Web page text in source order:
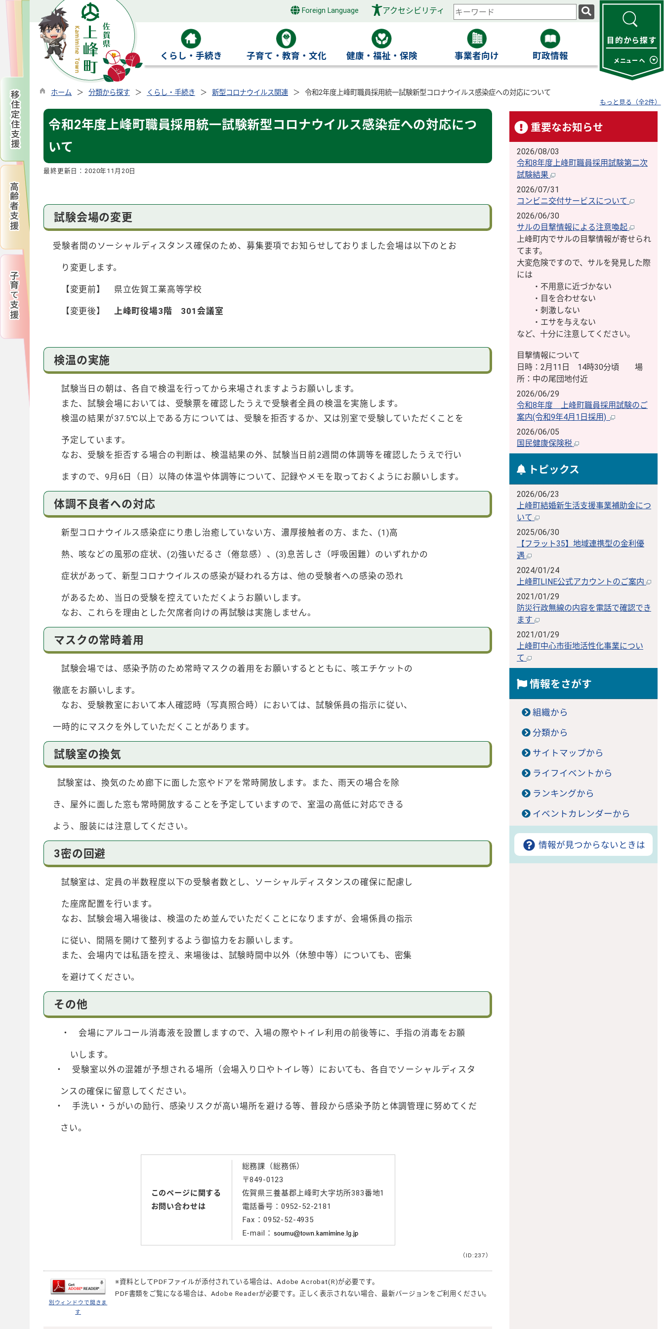
Foreign Language アクセシビリティ
検
索
ワ
ー
くらし・手続き 子育て・教育・文化 健康・福祉・保険 事業者向け 町政情報
ホーム 分類から探す くらし・手続き 新型コロナウイルス関連 令和2年度上峰町職員採用統一試験新型コロナウイルス感染症への対応について
もっと見る（全2件）
令和2年度上峰町職員採用統一試験新型コロナウイルス感染症への対応につ
いて
最終更新日：2020年11月20日
試験会場の変更
受験者間のソーシャルディスタンス確保のため、 募集要項でお知らせしておりました会場は以下のとお
り変更します。
【変更前】 県立佐賀工業高等学校
【変更後】 上峰町役場3階 301会議室
検温の実施
試験当日の朝は、各自で検温を行ってから来場されますようお願いします。
また、試験会場においては、受験票を確認したうえで受験者全員の検温を実施します。
検温の結果が37.5℃以上である方については、受験を拒否するか、又は別室で受験していただくことを
予定しています。
なお、受験を拒否する場合の判断は、検温結果の外、試験当日前2週間の体調等を確認したうえで行い
ますので、9月6日（日）以降の体温や体調等について、記録やメモを取っておくようにお願いします。
体調不良者への対応
新型コロナウイルス感染症にり患し治癒していない方、濃厚接触者の方、また、(1)高
熱、咳などの風邪の症状、(2)強いだるさ（倦怠感）、(3)息苦しさ（呼吸困難）のいずれかの
症状があって、新型コロナウイルスの感染が疑われる方は、他の受験者への感染の恐れ
があるため、当日の受験を控えていただくようお願いします。
なお、これらを理由とした欠席者向けの再試験は実施しません。
マスクの常時着用
試験会場では、感染予防のため常時マスクの着用をお願いするとともに、咳エチケットの
徹底をお願いします。
なお、受験教室において本人確認時（写真照合時）においては、試験係員の指示に従い、
一時的にマスクを外していただくことがあります。
試験室の換気
試験室は、換気のため廊下に面した窓やドアを常時開放します。また、雨天の場合を除
き、屋外に面した窓も常時開放することを予定していますので、室温の高低に対応できる
よう、服装には注意してください。
3密の回避
試験室は、定員の半数程度以下の受験者数とし、ソーシャルディスタンスの確保に配慮し
た座席配置を行います。
なお、試験会場入場後は、検温のため並んでいただくことになりますが、会場係員の指示
に従い、間隔を開けて整列するよう御協力をお願いします。
また、会場内では私語を控え、来場後は、試験時間中以外（休憩中等）についても、密集
を避けてください。
その他
・ 会場にアルコール消毒液を設置しますので、入場の際やトイレ利用の前後等に、手指の消毒をお願
いします。
・ 受験室以外の混雑が予想される場所（会場入り口やトイレ等）においても、各自でソーシャルディスタ
ン スの確保に留意してください。
・ 手洗い・うがいの励行、感染リスクが高い場所を避ける等、普段から感染予防と体調管理に努めてくだ
さい。
このページに関する
お問い合わせは
総務課（総務係）
〒849-0123
佐賀県三養基郡上峰町大字坊所383番地1
電話番号：0952-52-2181
Fax：0952-52-4935
E-mail：
（ID:237）
別ウィンドウで開きま
す
※資料としてPDFファイルが添付されている場合は、 Adobe Acrobat(R)が必要です。
PDF書類をご覧になる場合は、 Adobe Readerが必要です。正しく表示されない場合、最新バージョンをご利用ください。
重要なお知らせ
2026/08/03
令和8年度上峰町職員採用試験第二次
試験結果
2026/07/31
コンビニ交付サービスについて
2026/06/30
サルの目撃情報による注意喚起
上峰町内でサルの目撃情報が寄せられ
てます。
大変危険ですので、サルを発見した際
には
・不用意に近づかない
・目を合わせない
・刺激しない
・エサを与えない
など、十分に注意してください。
目撃情報について
日時：2月11日 14時30分頃 場
所：中の尾団地付近
2026/06/29
令和8年度 上峰町職員採用試験のご
案内(令和9年4月1日採用)
2026/06/05
国民健康保険税
トピックス
2026/06/23
上峰町結婚新生活支援事業補助金につ
いて
2025/06/30
【フラット35】地域連携型の金利優
遇
2024/01/24
上峰町LINE公式アカウントのご案内
2021/01/29
防災行政無線の内容を電話で確認でき
ます
2021/01/29
上峰町中心市街地活性化事業につい
て
情報をさがす
組織から
分類から
サイトマップから
ライフイベントから
ランキングから
イベントカレンダーから
情報が見つからないときは